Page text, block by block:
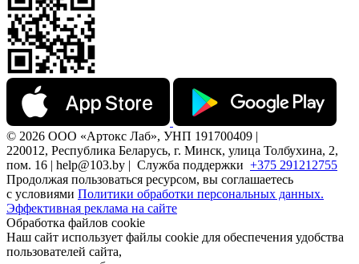
© 2026 ООО «Артокс Лаб», УНП 191700409 |
220012, Республика Беларусь, г. Минск, улица Толбухина, 2,
пом. 16 | help@103.by | Служба поддержки +375 291212755
Продолжая пользоваться ресурсом, вы соглашаетесь
с условиями Политики обработки персональных данных.
Эффективная реклама на сайте
Обработка файлов cookie
Наш сайт использует файлы cookie для обеспечения удобства
пользователей сайта,